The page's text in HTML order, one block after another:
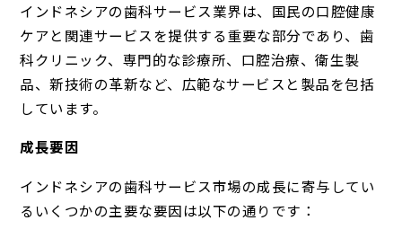
インドネシアの歯科サービス業界は、国民の口腔健康
ケアと関連サービスを提供する重要な部分であり、歯
科クリニック、専門的な診療所、口腔治療、衛生製
品、新技術の革新など、広範なサービスと製品を包括
しています。
成長要因
インドネシアの歯科サービス市場の成長に寄与してい
るいくつかの主要な要因は以下の通りです：